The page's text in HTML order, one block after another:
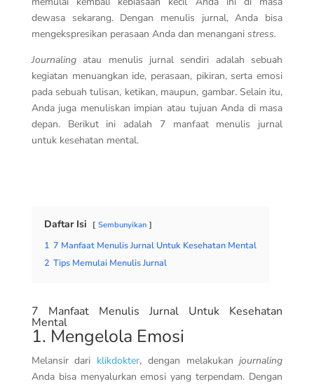
dewasa sekarang. Dengan menulis jurnal, Anda bisa
mengekspresikan perasaan Anda dan menangani stress.
Journalingatau menulis jurnal sendiri adalah sebuah
kegiatan menuangkan ide, perasaan, pikiran, serta emosi
pada sebuah tulisan, ketikan, maupun, gambar. Selain itu,
Anda juga menuliskan impian atau tujuan Anda di masa
depan. Berikut ini adalah 7 manfaat menulis jurnal
untuk kesehatan mental.
Daftar Isi Sembunyikan
1 7 Manfaat Menulis Jurnal Untuk Kesehatan Mental
2 Tips Memulai Menulis Jurnal
7 Manfaat Menulis Jurnal Untuk Kesehatan
Mental
1. Mengelola Emosi
Melansir dari klikdokter, dengan melakukanjournaling
Anda bisa menyalurkan emosi yang terpendam. Dengan